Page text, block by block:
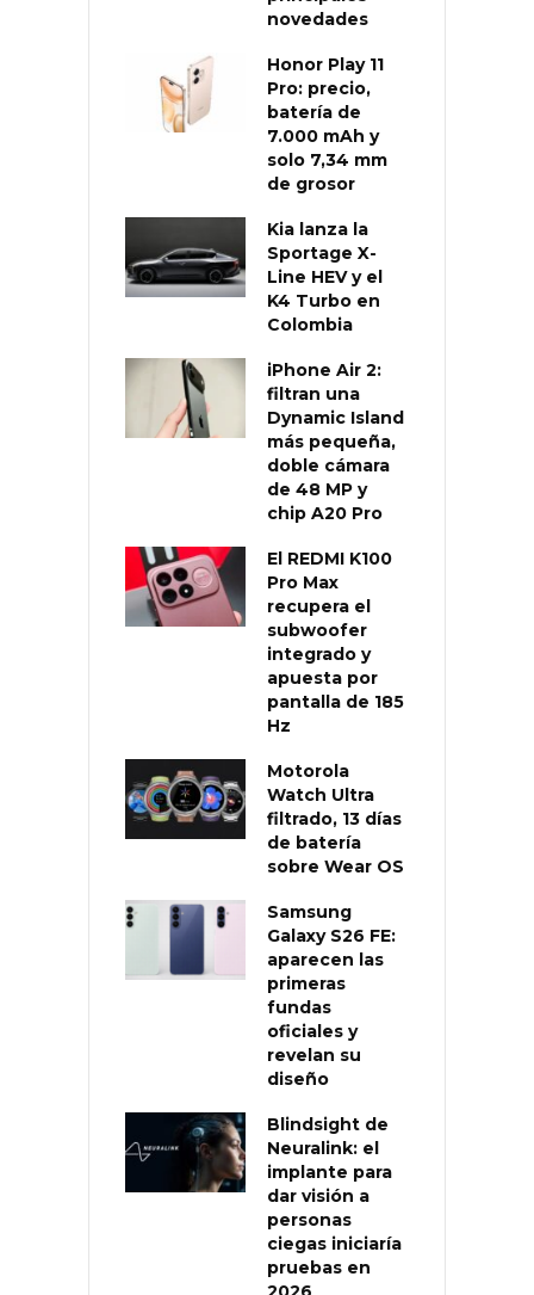
novedades
Honor Play 11
Pro: precio,
batería de
7.000 mAh y
solo 7,34 mm
de grosor
Kia lanza la
Sportage X-
Line HEV y el
K4 Turbo en
Colombia
iPhone Air 2:
filtran una
Dynamic Island
más pequeña,
doble cámara
de 48 MP y
chip A20 Pro
El REDMI K100
Pro Max
recupera el
subwoofer
integrado y
apuesta por
pantalla de 185
Hz
Motorola
Watch Ultra
filtrado, 13 días
de batería
sobre Wear OS
Samsung
Galaxy S26 FE:
aparecen las
primeras
fundas
oficiales y
revelan su
diseño
Blindsight de
Neuralink: el
implante para
dar visión a
personas
ciegas iniciaría
pruebas en